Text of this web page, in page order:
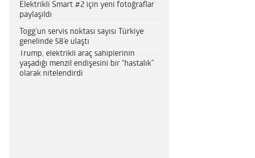
Elektrikli Smart #2 için yeni fotoğraflar
paylaşıldı
Togg’un servis noktası sayısı Türkiye
genelinde 58’e ulaştı
Trump, elektrikli araç sahiplerinin
yaşadığı menzil endişesini bir “hastalık”
olarak nitelendirdi